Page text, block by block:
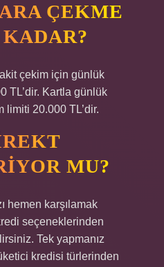
ÇEKME
çekim için günlük
TL’dir. Kartla günlük
limiti 20.000 TL’dir.
MU?
hemen karşılamak
seçeneklerinden
Tek yapmanız
kredisi türlerinden